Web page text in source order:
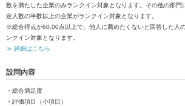
数を満たした企業のみランクイン対象となります。その他の部門
定人数の半数以上の企業がランクイン対象となります。
※総合得点が60.00点以上で、他人に薦めたくないと回答した人
ンクイン対象となります。
≫ 詳細はこちら
設問内容
・総合満足度
・評価項目（小項目）